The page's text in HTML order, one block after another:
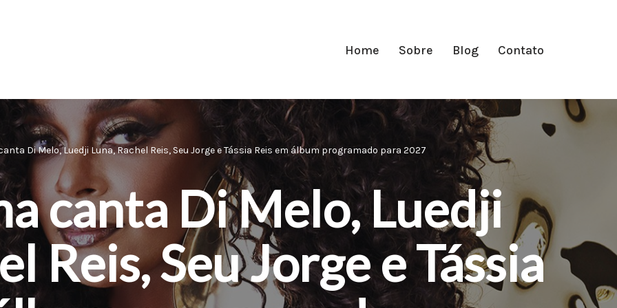
Home Sobre Blog Contato
Di Melo, Luedji Luna, Rachel Reis, Seu Jorge e Tássia Reis em álbum programado para 2027
canta Di Melo, Luedji
Reis, Seu Jorge e Tássia